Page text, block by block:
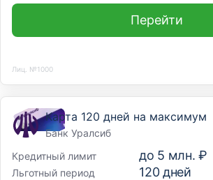
Перейти
Лиц. №1000
Карта 120 дней на максимум
Банк Уралсиб
Кредитный лимит
до 5 млн. ₽
Льготный период 120дней